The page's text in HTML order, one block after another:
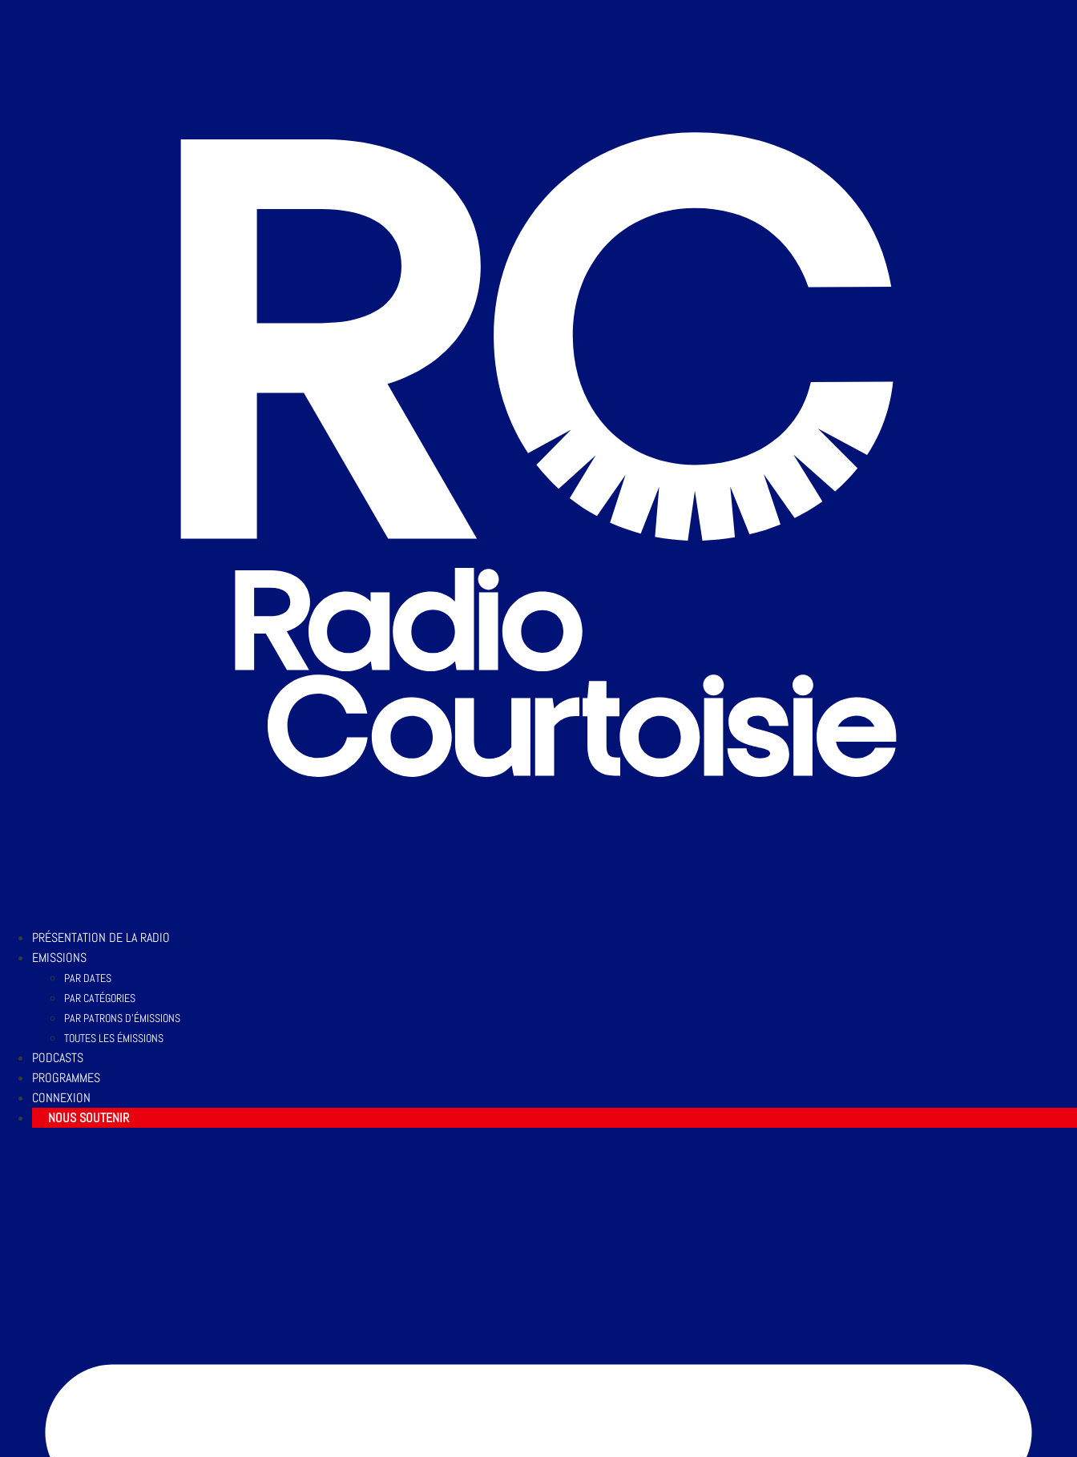
PRÉSENTATION DE LA RADIO
EMISSIONS
PAR DATES
PAR CATÉGORIES
PAR PATRONS D’ÉMISSIONS
TOUTES LES ÉMISSIONS
PODCASTS
PROGRAMMES
CONNEXION
NOUS SOUTENIR